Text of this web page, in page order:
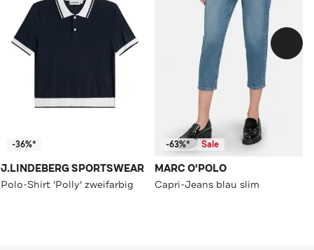
-36%*
J.LINDEBERG SPORTSWEAR
Polo-Shirt 'Polly' zweifarbig
-63%* Sale
MARC O'POLO
Capri-Jeans blau slim